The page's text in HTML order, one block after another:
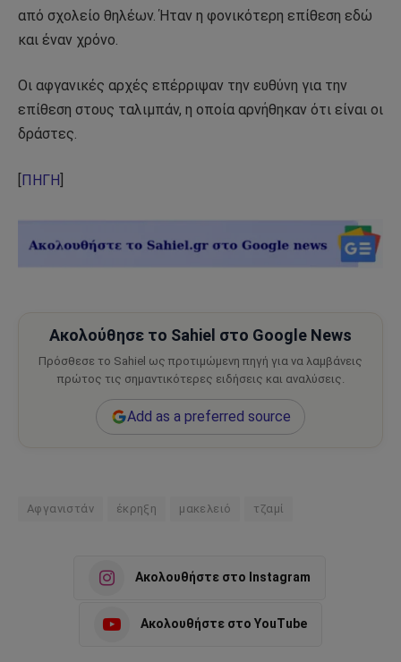
από σχολείο θηλέων. Ήταν η φονικότερη επίθεση εδώ
και έναν χρόνο.
Οι αφγανικές αρχές επέρριψαν την ευθύνη για την
επίθεση στους ταλιμπάν, η οποία αρνήθηκαν ότι είναι οι
δράστες.
ΠΗΓΗ
Ακολούθησε το Sahiel στο Google News
Πρόσθεσε το Sahiel ως προτιμώμενη πηγή για να λαμβάνεις
πρώτος τις σημαντικότερες ειδήσεις και αναλύσεις.
Add as a preferred source
Αφγανιστάν έκρηξη μακελειό τζαμί
Ακολουθήστε στο Instagram
Ακολουθήστε στο YouTube